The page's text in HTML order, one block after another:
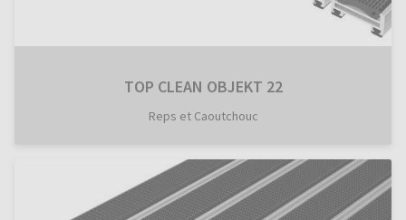
TOP CLEAN OBJEKT 22
Reps et Caoutchouc